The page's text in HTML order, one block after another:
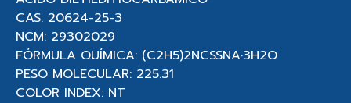
CAS: 20624-25-3
NCM: 29302029
FÓRMULA QUÍMICA: (C2H5)2NCSSNA·3H2O
PESO MOLECULAR: 225.31
COLOR INDEX: NT